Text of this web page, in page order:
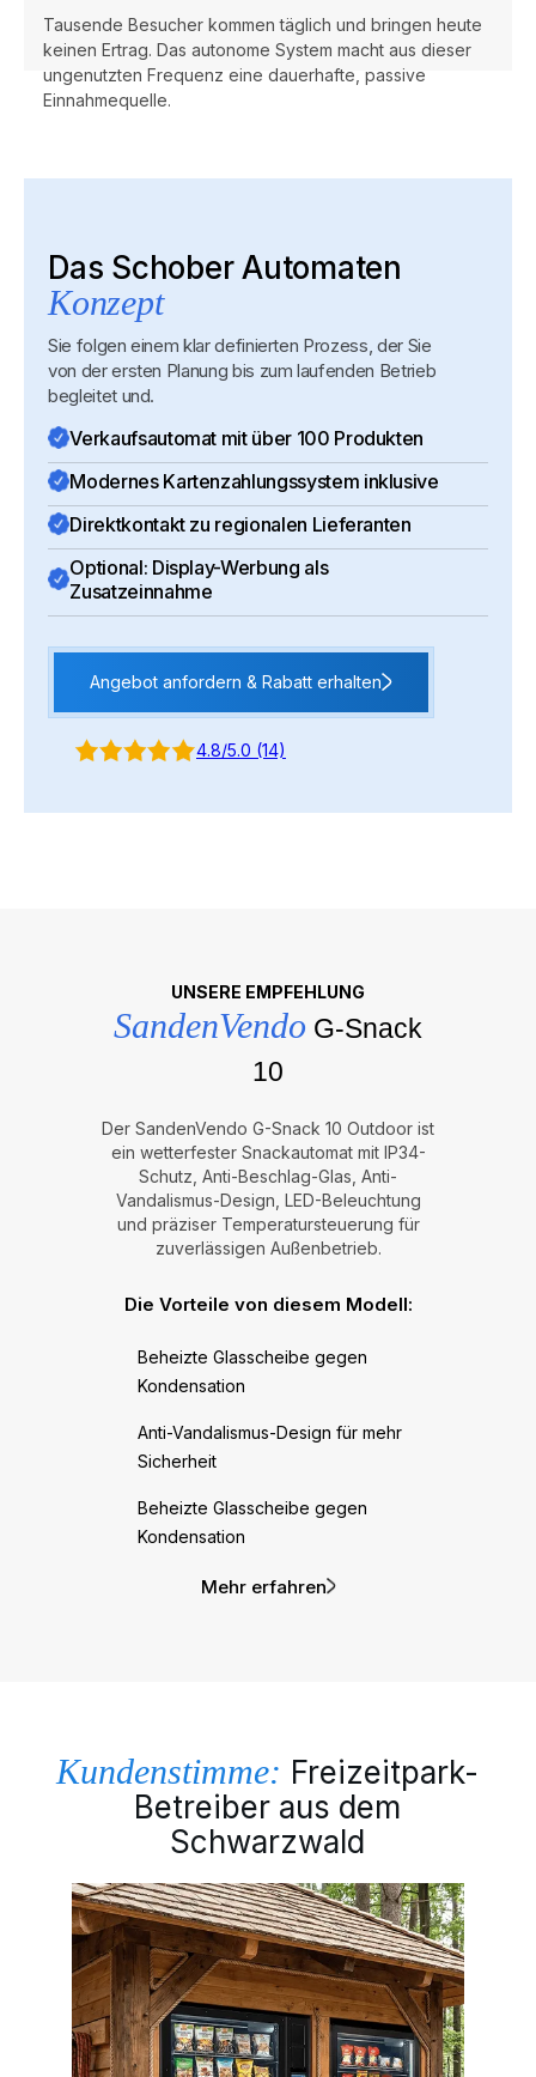
Tausende Besucher kommen täglich und bringen heute
keinen Ertrag. Das autonome System macht aus dieser
ungenutzten Frequenz eine dauerhafte, passive
Einnahmequelle.
Das Schober Automaten
Konzept
Sie folgen einem klar definierten Prozess, der Sie
von der ersten Planung bis zum laufenden Betrieb
begleitet und.
Verkaufsautomat mit über 100 Produkten
Modernes Kartenzahlungssystem inklusive
Direktkontakt zu regionalen Lieferanten
Optional: Display-Werbung als
Zusatzeinnahme
Angebot anfordern & Rabatt erhalten
4.8/5.0 (14)
UNSERE EMPFEHLUNG
SandenVendo G-Snack
10
Der SandenVendo G-Snack 10 Outdoor ist
ein wetterfester Snackautomat mit IP34-
Schutz, Anti-Beschlag-Glas, Anti-
Vandalismus-Design, LED-Beleuchtung
und präziser Temperatursteuerung für
zuverlässigen Außenbetrieb.
Die Vorteile von diesem Modell:
Beheizte Glasscheibe gegen
Kondensation
Anti-Vandalismus-Design für mehr
Sicherheit
Beheizte Glasscheibe gegen
Kondensation
Mehr erfahren
Kundenstimme: Freizeitpark-
Betreiber aus dem
Schwarzwald